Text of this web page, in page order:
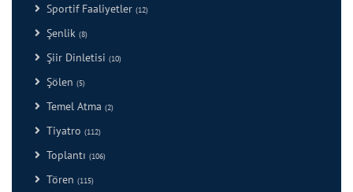
Sportif Faaliyetler (12)
Şenlik (8)
Şiir Dinletisi (10)
Şölen (5)
Temel Atma (2)
Tiyatro (112)
Toplantı (106)
Tören (115)